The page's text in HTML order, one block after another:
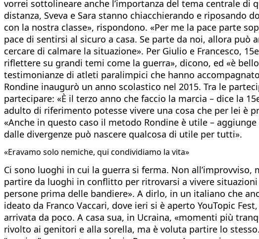
vorrei sottolineare anche l’importanza del tema centrale di
distanza, Sveva e Sara stanno chiacchierando e riposando
con la nostra classe», rispondono. «Per me la pace parte
pace di sentirsi al sicuro a casa. Se parte da noi, allora può
cercare di calmare la situazione». Per Giulio e Francesco,
riflettere su grandi temi come la guerra», dicono, ed «è
testimonianze di atleti paralimpici che hanno
Rondine inaugurò un anno scolastico nel 2015. Tra le
partecipare: «È il terzo anno che faccio la marcia – dice la
adulto di riferimento potesse vivere una cosa che per lei è
«Anche in questo caso il metodo Rondine è utile –
dalle divergenze può nascere qualcosa di utile per tutti».
«Eravamo solo nemiche, qui condividiamo la vita»
Ci sono luoghi in cui la guerra si ferma. Non
partire da luoghi in conflitto per ritrovarsi a vivere
persone prima delle bandiere». A dirlo, in un italiano che
ideato da Franco Vaccari, dove ieri si è aperto YouTopic
arrivata da poco. A casa sua, in Ucraina, «momenti più
rivolto ai genitori e alla sorella, ma è voluta partire lo